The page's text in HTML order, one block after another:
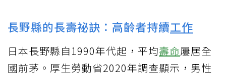
長野縣的長壽祕訣：高齡者持續工作
日本長野縣自1990年代起，平均壽命屢居全
國前茅。厚生勞動省2020年調查顯示，男性